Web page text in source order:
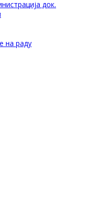
док.
на раду